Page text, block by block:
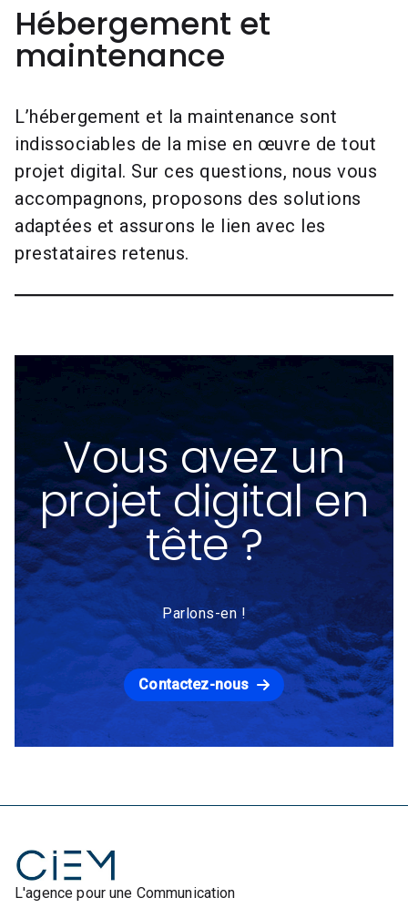
Hébergement et
maintenance
L’hébergement et la maintenance sont
indissociables de la mise en œuvre de tout
projet digital. Sur ces questions, nous vous
accompagnons, proposons des solutions
adaptées et assurons le lien avec les
prestataires retenus.
Vous avez un
projet digital en
tête ?
Parlons-en !
Contactez-nous
L'agence pour une Communication